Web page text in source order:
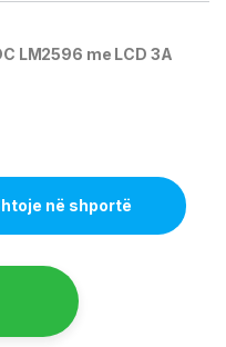
LM2596 me LCD 3A
quantity
në shportë